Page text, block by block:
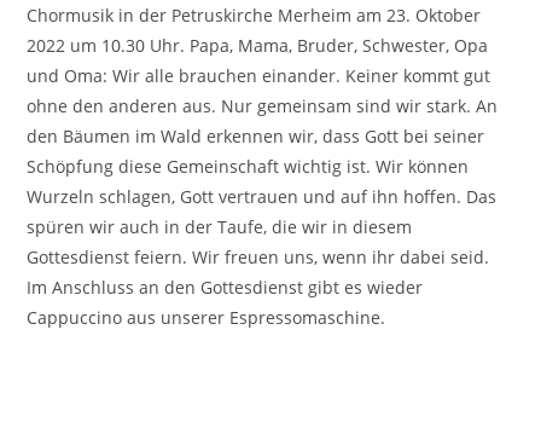
Chormusik in der Petruskirche Merheim am 23. Oktober
2022 um 10.30 Uhr. Papa, Mama, Bruder, Schwester, Opa
und Oma: Wir alle brauchen einander. Keiner kommt gut
ohne den anderen aus. Nur gemeinsam sind wir stark. An
den Bäumen im Wald erkennen wir, dass Gott bei seiner
Schöpfung diese Gemeinschaft wichtig ist. Wir können
Wurzeln schlagen, Gott vertrauen und auf ihn hoffen. Das
spüren wir auch in der Taufe, die wir in diesem
Gottesdienst feiern. Wir freuen uns, wenn ihr dabei seid.
Im Anschluss an den Gottesdienst gibt es wieder
Cappuccino aus unserer Espressomaschine.